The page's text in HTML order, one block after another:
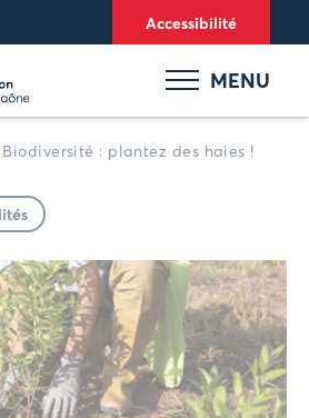
Accessibilité
MENU
Biodiversité : plantez des haies !